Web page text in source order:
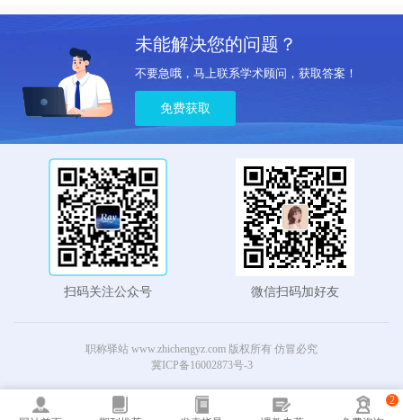
未能解决您的问题？
不要急哦，马上联系学术顾问，获取答案！
免费获取
扫码关注公众号 微信扫码加好友
职称驿站 www.zhichengyz.com 版权所有 仿冒必究
冀ICP备16002873号-3
2